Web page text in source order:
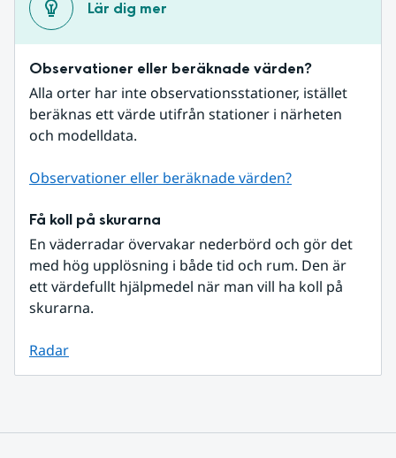
Lär dig mer
Observationer eller beräknade värden?
Alla orter har inte observationsstationer, istället
beräknas ett värde utifrån stationer i närheten
och modelldata.
Observationer eller beräknade värden?
Få koll på skurarna
En väderradar övervakar nederbörd och gör det
med hög upplösning i både tid och rum. Den är
ett värdefullt hjälpmedel när man vill ha koll på
skurarna.
Radar